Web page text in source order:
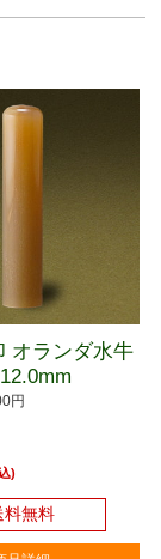
オランダ水牛
円
)
料無料